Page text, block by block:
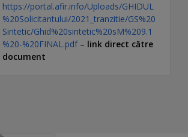
https://portal.afir.info/Uploads/GHIDUL
%20Solicitantului/2021_tranzitie/GS%20
Sintetic/Ghid%20sintetic%20sM%209.1
%20-%20FINAL.pdf– link direct către
document